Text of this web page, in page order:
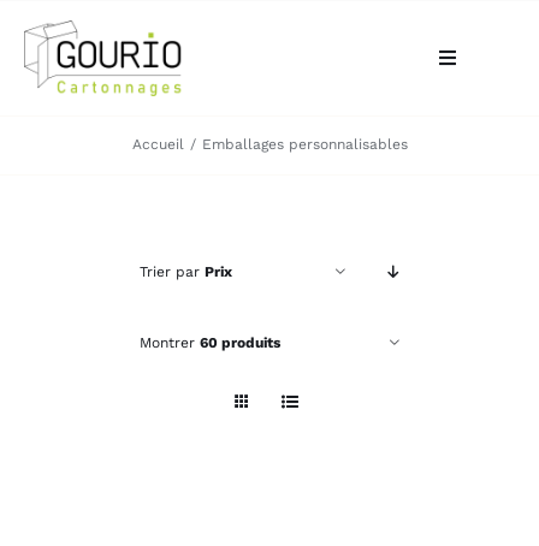
contenu
Toggle
VOTRE BESOIN
Accueil Emballages personnalisables
Trier par Prix
Montrer 60 produits